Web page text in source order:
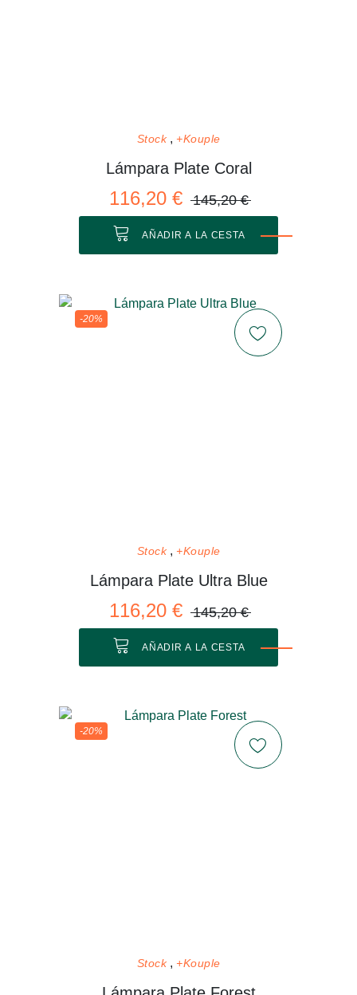
Stock +Kouple
Lámpara Plate Coral
116,20 € 145,20 €
AÑADIR A LA CESTA
-20%
Stock +Kouple
Lámpara Plate Ultra Blue
116,20 € 145,20 €
AÑADIR A LA CESTA
-20%
Stock +Kouple